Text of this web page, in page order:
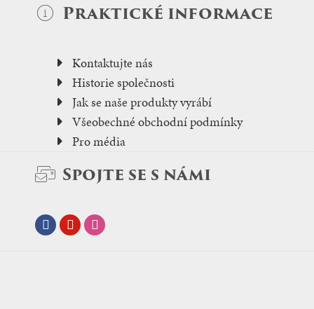
Praktické informace
Kontaktujte nás
Historie společnosti
Jak se naše produkty vyrábí
Všeobechné obchodní podmínky
Pro média
Spojte se s námi
FacebookYoutube